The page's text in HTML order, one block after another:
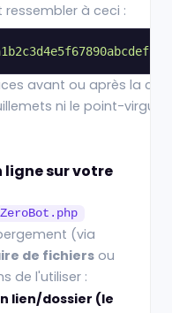
à ceci :
avant ou après la clé,
ni le point-virgule.
ligne sur votre
ZeroBot.php
(via
de fichiers ou
de l'utiliser :
lien/dossier (le